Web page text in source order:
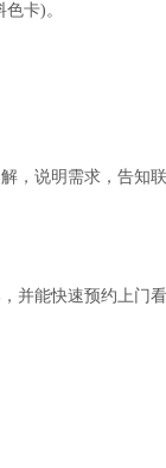
卡)。
说明需求，告知
能快速预约上门